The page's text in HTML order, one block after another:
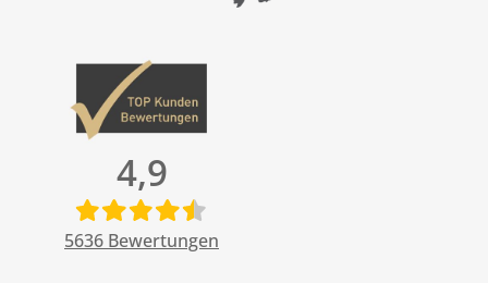
4,9
5636 Bewertungen